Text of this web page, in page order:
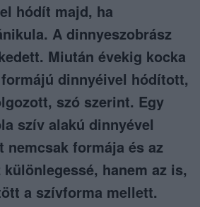
hódít majd, ha
A dinnyeszobrász
Miután évekig kocka
dinnyéivel hódított,
szó szerint. Egy
szív alakú dinnyével
formája és az
hanem az is,
a szívforma mellett.